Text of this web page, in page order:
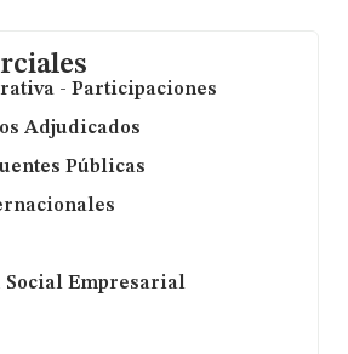
- Participaciones
Adjudicados
Públicas
Social Empresarial